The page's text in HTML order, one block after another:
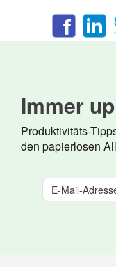
Immer
Produktivitäts-
den papierlosen